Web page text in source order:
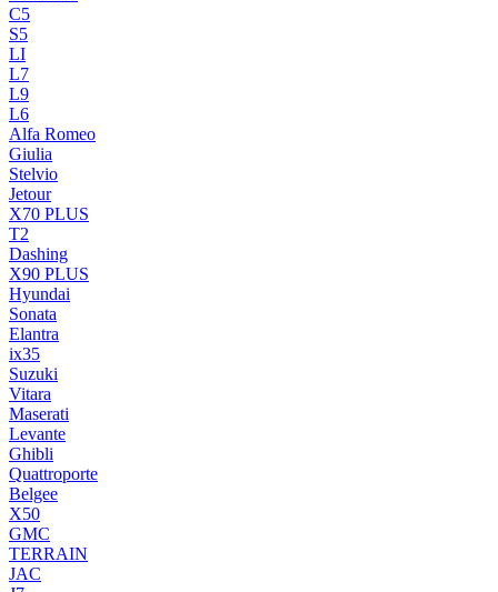
C5
S5
LI
L7
L9
L6
Alfa Romeo
Giulia
Stelvio
Jetour
X70 PLUS
T2
Dashing
X90 PLUS
Hyundai
Sonata
Elantra
ix35
Suzuki
Vitara
Maserati
Levante
Ghibli
Quattroporte
Belgee
X50
GMC
TERRAIN
JAC